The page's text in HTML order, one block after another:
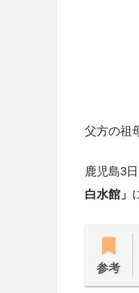
父方の祖
鹿児島3
白水館」
参考